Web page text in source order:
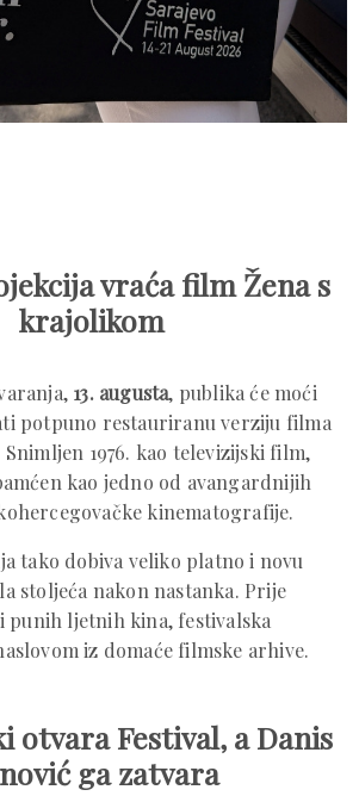
vraća film Žena s
krajolikom
13. augusta, publika će moći
potpuno restauriranu verziju filma
Snimljen 1976. kao televizijski film,
kao jedno od avangardnijih
kinematografije.
tako dobiva veliko platno i novu
stoljeća nakon nastanka. Prije
punih ljetnih kina, festivalska
iz domaće filmske arhive.
otvara Festival, a Danis
ga zatvara